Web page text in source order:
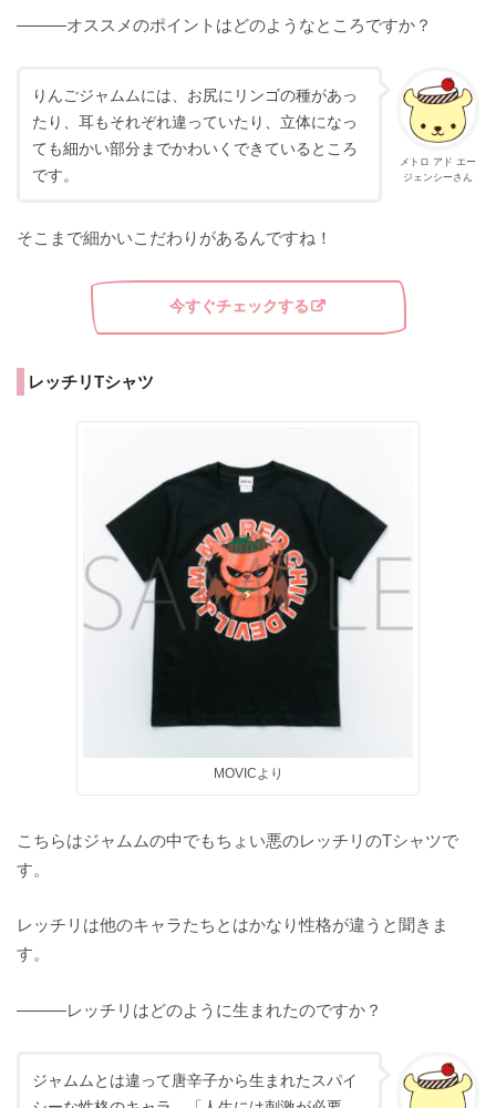
———オススメのポイントはどのようなところですか？
メトロ アド エー
ジェンシーさん
りんごジャムムには、お尻にリンゴの種があっ
たり、耳もそれぞれ違っていたり、立体になっ
ても細かい部分までかわいくできているところ
です。
そこまで細かいこだわりがあるんですね！
今すぐチェックする
レッチリTシャツ
MOVICより
こちらはジャムムの中でもちょい悪のレッチリのTシャツで
す。
レッチリは他のキャラたちとはかなり性格が違うと聞きま
す。
———レッチリはどのように生まれたのですか？
ジャムムとは違って唐辛子から生まれたスパイ